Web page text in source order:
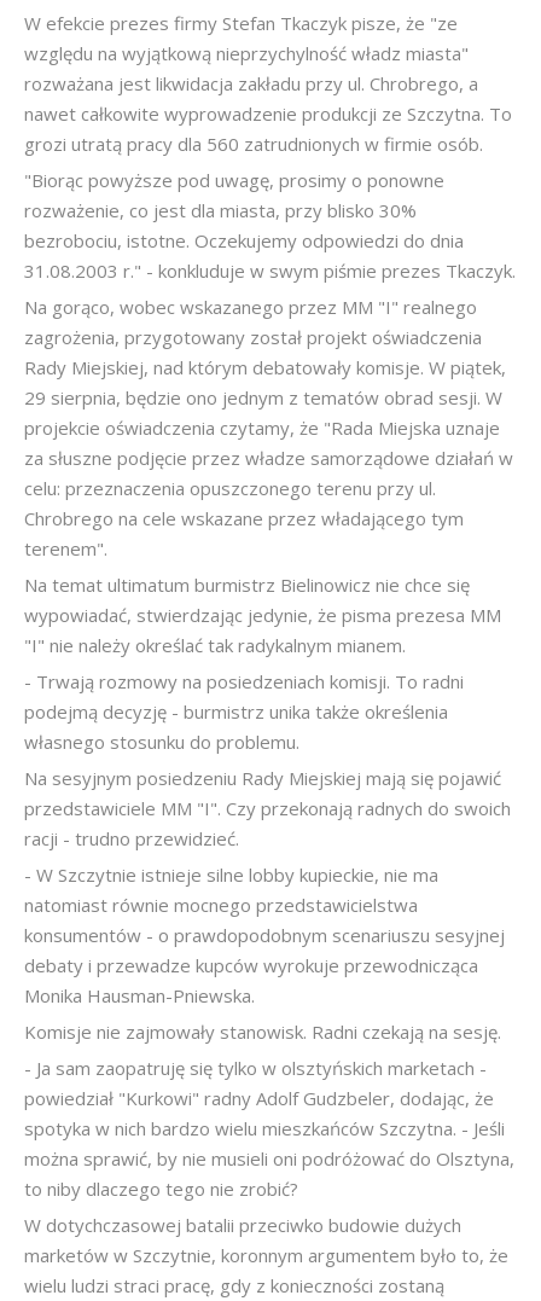
W efekcie prezes firmy Stefan Tkaczyk pisze, że "ze
względu na wyjątkową nieprzychylność władz miasta"
rozważana jest likwidacja zakładu przy ul. Chrobrego, a
nawet całkowite wyprowadzenie produkcji ze Szczytna. To
grozi utratą pracy dla 560 zatrudnionych w firmie osób.
"Biorąc powyższe pod uwagę, prosimy o ponowne
rozważenie, co jest dla miasta, przy blisko 30%
bezrobociu, istotne. Oczekujemy odpowiedzi do dnia
31.08.2003 r." - konkluduje w swym piśmie prezes Tkaczyk.
Na gorąco, wobec wskazanego przez MM "I" realnego
zagrożenia, przygotowany został projekt oświadczenia
Rady Miejskiej, nad którym debatowały komisje. W piątek,
29 sierpnia, będzie ono jednym z tematów obrad sesji. W
projekcie oświadczenia czytamy, że "Rada Miejska uznaje
za słuszne podjęcie przez władze samorządowe działań w
celu: przeznaczenia opuszczonego terenu przy ul.
Chrobrego na cele wskazane przez władającego tym
terenem".
Na temat ultimatum burmistrz Bielinowicz nie chce się
wypowiadać, stwierdzając jedynie, że pisma prezesa MM
"I" nie należy określać tak radykalnym mianem.
- Trwają rozmowy na posiedzeniach komisji. To radni
podejmą decyzję - burmistrz unika także określenia
własnego stosunku do problemu.
Na sesyjnym posiedzeniu Rady Miejskiej mają się pojawić
przedstawiciele MM "I". Czy przekonają radnych do swoich
racji - trudno przewidzieć.
- W Szczytnie istnieje silne lobby kupieckie, nie ma
natomiast równie mocnego przedstawicielstwa
konsumentów - o prawdopodobnym scenariuszu sesyjnej
debaty i przewadze kupców wyrokuje przewodnicząca
Monika Hausman-Pniewska.
Komisje nie zajmowały stanowisk. Radni czekają na sesję.
- Ja sam zaopatruję się tylko w olsztyńskich marketach -
powiedział "Kurkowi" radny Adolf Gudzbeler, dodając, że
spotyka w nich bardzo wielu mieszkańców Szczytna. - Jeśli
można sprawić, by nie musieli oni podróżować do Olsztyna,
to niby dlaczego tego nie zrobić?
W dotychczasowej batalii przeciwko budowie dużych
marketów w Szczytnie, koronnym argumentem było to, że
wielu ludzi straci pracę, gdy z konieczności zostaną